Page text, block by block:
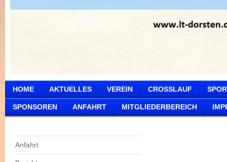
HOME AKTUELLES VEREIN CROSSLAUF
SPONSOREN ANFAHRT MITGLIEDERBEREICH
Anfahrt